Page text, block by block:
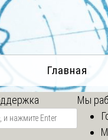
Главная
Мы